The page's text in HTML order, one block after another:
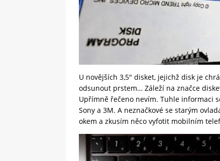
U novějších 3,5″ disket, jejichž disk je
odsunout prstem… Záleží na značce
Upřímně řečeno nevím. Tuhle informaci
Sony a 3M. A neznačkové se starým
okem a zkusím něco vyfotit mobilním